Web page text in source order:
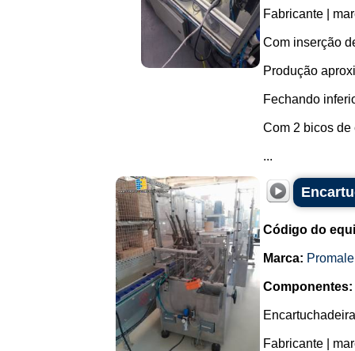
Fabricante |
Com inserção
Produção
Fechando
Com 2 bicos de
...
Código do
Marca:
Componentes:
Fabricante |